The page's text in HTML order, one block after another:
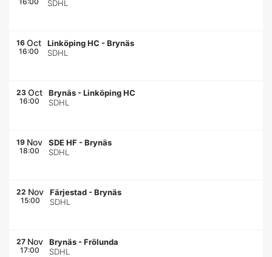
SDHL
16 Oct
16:00
Linköping HC -Brynäs
SDHL
23 Oct
16:00
Brynäs -Linköping HC
SDHL
19 Nov
18:00
SDE HF -Brynäs
SDHL
22 Nov
15:00
Färjestad -Brynäs
SDHL
27 Nov
17:00
Brynäs -Frölunda
SDHL